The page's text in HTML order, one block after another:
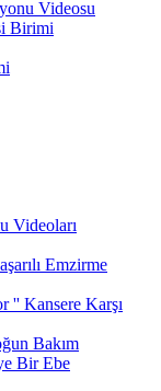
Videosu
Birimi
Videoları
Emzirme
'' Kansere Karşı
Bakım
Bir Ebe